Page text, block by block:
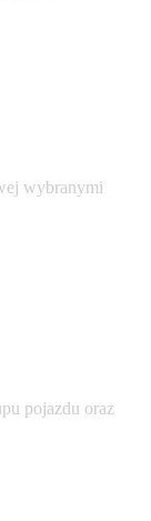
wybranymi
pojazdu oraz